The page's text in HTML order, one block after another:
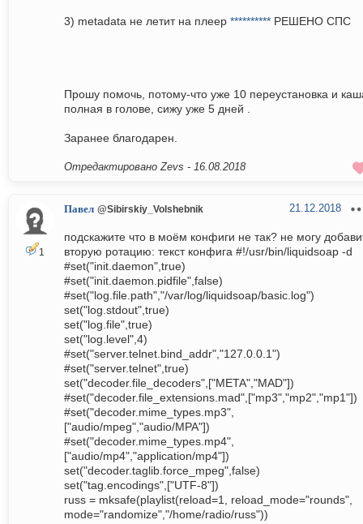
3) metadata не летит на плеер ********** РЕШЕНО СПС
Прошу помочь, потому-что уже 10 переустановка и
полная в голове, сижу уже 5 дней .
Заранее благодарен.
Отредактировано Zevs - 16.08.2018
1
Павел @Sibirskiy_Volshebnik 21.12.2018
подскажите что в моём конфиги не так? не могу
вторую ротацию: текст конфига #!/usr/bin/liquidsoap -d
#set("init.daemon",true)
#set("init.daemon.pidfile",false)
#set("log.file.path","/var/log/liquidsoap/basic.log")
set("log.stdout",true)
set("log.file",true)
set("log.level",4)
#set("server.telnet.bind_addr","127.0.0.1")
#set("server.telnet",true)
set("decoder.file_decoders",["META","MAD"])
#set("decoder.file_extensions.mad",["mp3","mp2","mp1"])
#set("decoder.mime_types.mp3",
["audio/mpeg","audio/MPA"])
#set("decoder.mime_types.mp4",
["audio/mp4","application/mp4"])
set("decoder.taglib.force_mpeg",false)
set("tag.encodings",["UTF-8"])
russ = mksafe(playlist(reload=1, reload_mode="rounds",
mode="randomize","/home/radio/russ"))